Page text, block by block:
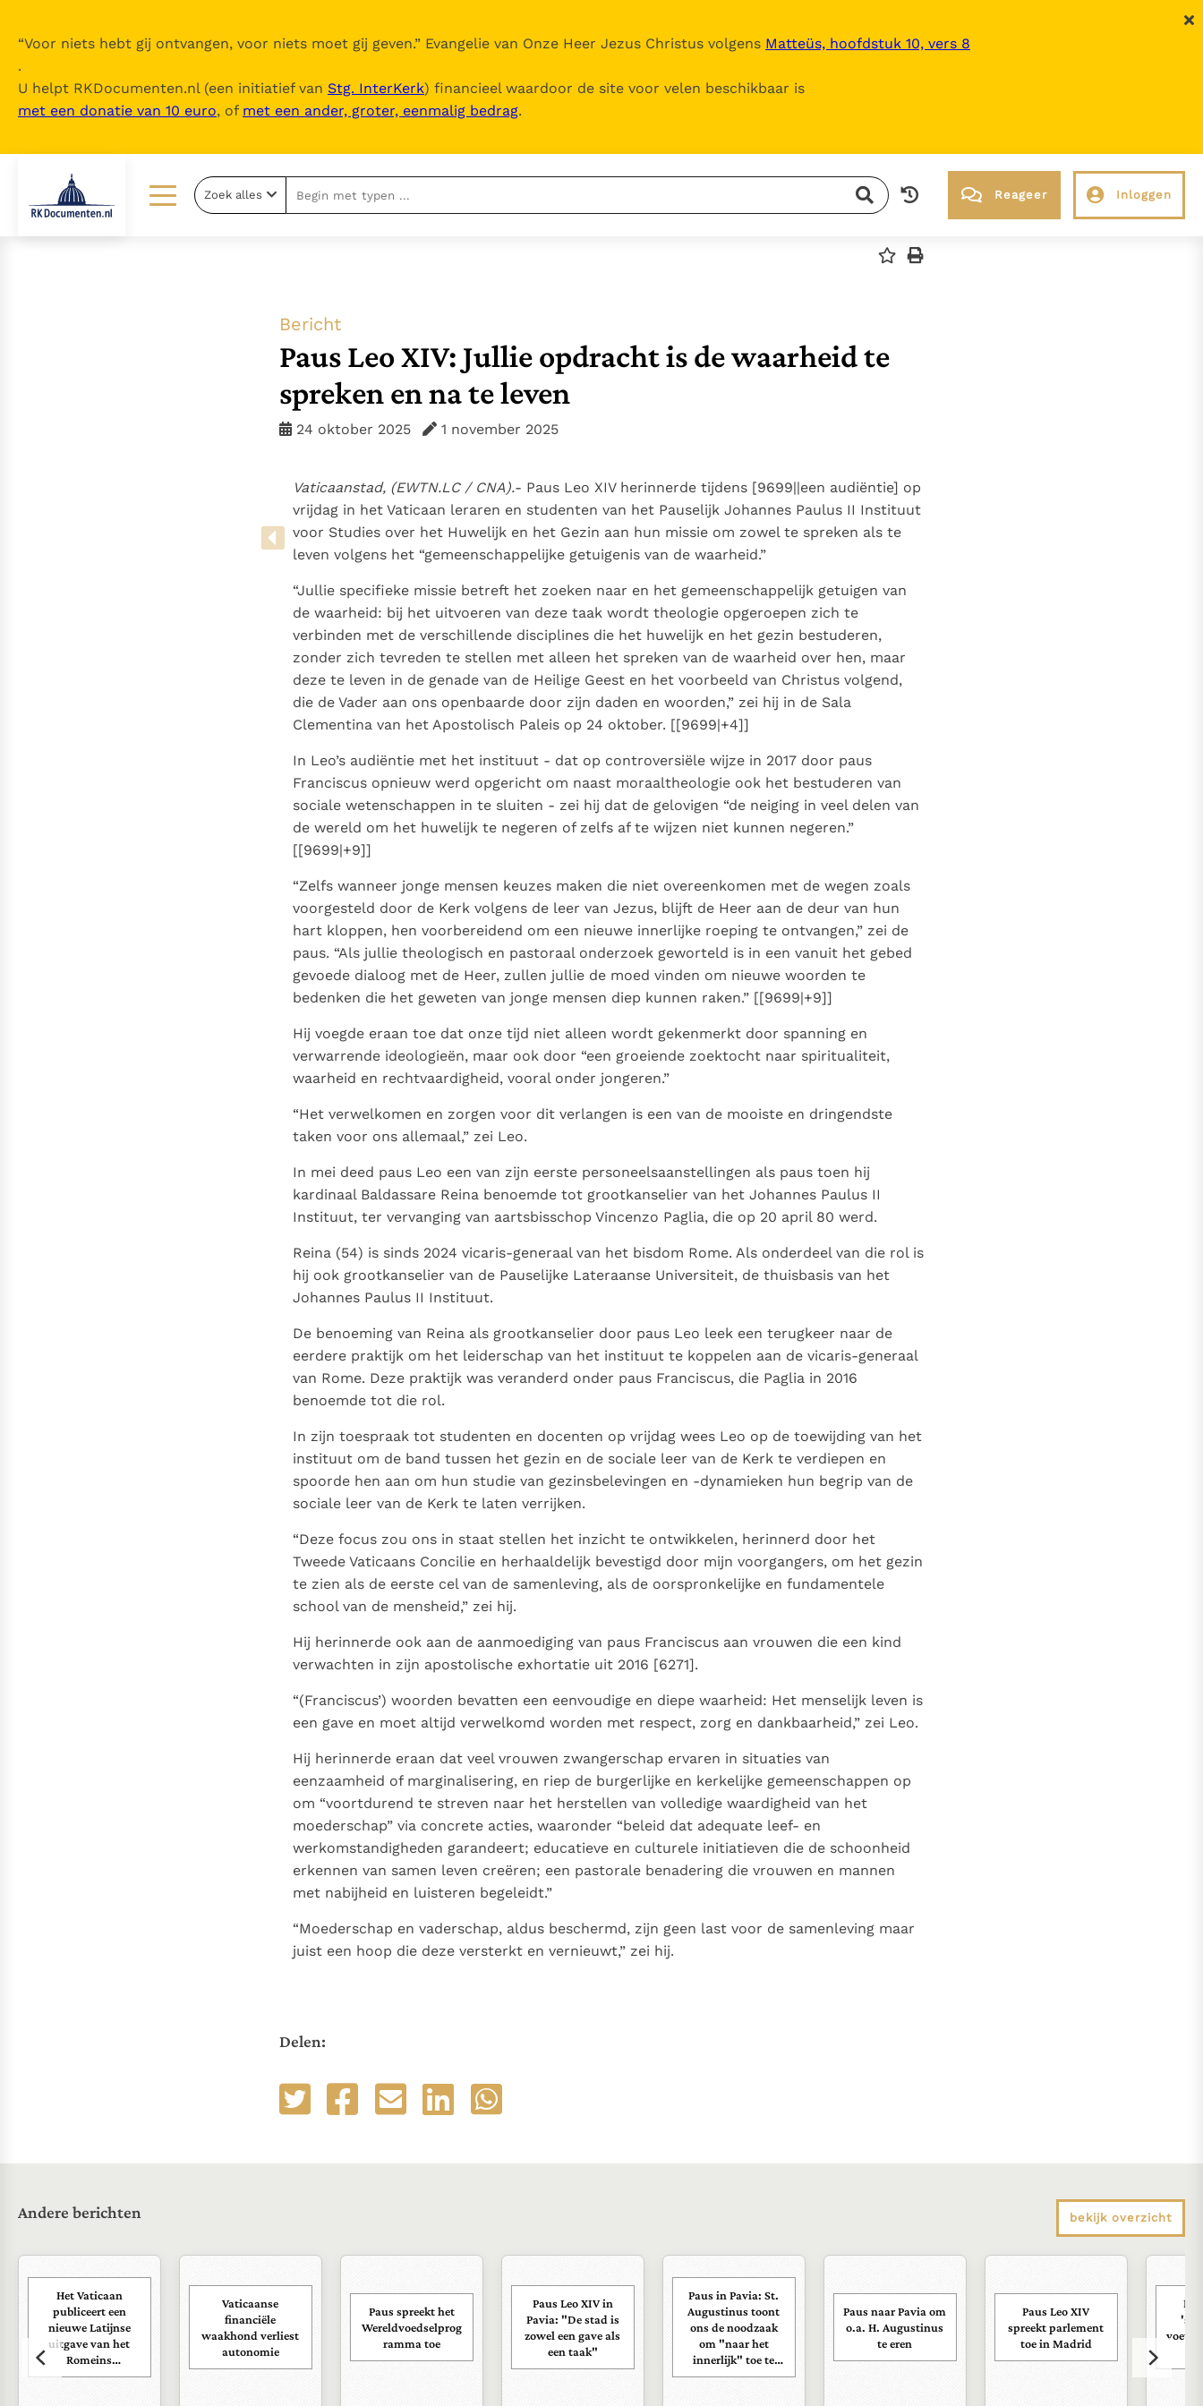
“Voor niets hebt gij ontvangen, voor niets moet gij geven.” Evangelie van Onze Heer Jezus Christus volgens Matteüs, hoofdstuk 10, vers 8
.
U helpt RKDocumenten.nl (een initiatief van Stg. InterKerk) financieel waardoor de site voor velen beschikbaar is
met een donatie van 10 euro, of met een ander, groter, eenmalig bedrag.
Lezen
Nieuwsbrief
Gebruiksvoorwaarden
onze honger vervuld
Leer de kostbare
parel van Gods
koninkrijk te
herkennen
Gods Koninkrijk
groeit stilletjes door
De mystiek. De
heiligheid
autonomie
Wereldvoedselprogramma
Paus Leo XIV in Pavia: "De
kerkelijke documenten van de Rooms
Zoek alles Reageer Inloggen
Bericht
Paus Leo XIV: Jullie opdracht is de waarheid te
spreken en na te leven
24 oktober 2025 1 november 2025
Vaticaanstad, (EWTN.LC / CNA).- Paus Leo XIV herinnerde tijdens [9699||een audiëntie] op
vrijdag in het Vaticaan leraren en studenten van het Pauselijk Johannes Paulus II Instituut
voor Studies over het Huwelijk en het Gezin aan hun missie om zowel te spreken als te
leven volgens het “gemeenschappelijke getuigenis van de waarheid.”
“Jullie specifieke missie betreft het zoeken naar en het gemeenschappelijk getuigen van
de waarheid: bij het uitvoeren van deze taak wordt theologie opgeroepen zich te
verbinden met de verschillende disciplines die het huwelijk en het gezin bestuderen,
zonder zich tevreden te stellen met alleen het spreken van de waarheid over hen, maar
deze te leven in de genade van de Heilige Geest en het voorbeeld van Christus volgend,
die de Vader aan ons openbaarde door zijn daden en woorden,” zei hij in de Sala
Clementina van het Apostolisch Paleis op 24 oktober. [[9699|+4]]
In Leo’s audiëntie met het instituut - dat op controversiële wijze in 2017 door paus
Franciscus opnieuw werd opgericht om naast moraaltheologie ook het bestuderen van
sociale wetenschappen in te sluiten - zei hij dat de gelovigen “de neiging in veel delen van
de wereld om het huwelijk te negeren of zelfs af te wijzen niet kunnen negeren.”
[[9699|+9]]
“Zelfs wanneer jonge mensen keuzes maken die niet overeenkomen met de wegen zoals
voorgesteld door de Kerk volgens de leer van Jezus, blijft de Heer aan de deur van hun
hart kloppen, hen voorbereidend om een nieuwe innerlijke roeping te ontvangen,” zei de
paus. “Als jullie theologisch en pastoraal onderzoek geworteld is in een vanuit het gebed
gevoede dialoog met de Heer, zullen jullie de moed vinden om nieuwe woorden te
bedenken die het geweten van jonge mensen diep kunnen raken.” [[9699|+9]]
Hij voegde eraan toe dat onze tijd niet alleen wordt gekenmerkt door spanning en
verwarrende ideologieën, maar ook door “een groeiende zoektocht naar spiritualiteit,
waarheid en rechtvaardigheid, vooral onder jongeren.”
“Het verwelkomen en zorgen voor dit verlangen is een van de mooiste en dringendste
taken voor ons allemaal,” zei Leo.
In mei deed paus Leo een van zijn eerste personeelsaanstellingen als paus toen hij
kardinaal Baldassare Reina benoemde tot grootkanselier van het Johannes Paulus II
Instituut, ter vervanging van aartsbisschop Vincenzo Paglia, die op 20 april 80 werd.
Reina (54) is sinds 2024 vicaris-generaal van het bisdom Rome. Als onderdeel van die rol is
hij ook grootkanselier van de Pauselijke Lateraanse Universiteit, de thuisbasis van het
Johannes Paulus II Instituut.
De benoeming van Reina als grootkanselier door paus Leo leek een terugkeer naar de
eerdere praktijk om het leiderschap van het instituut te koppelen aan de vicaris-generaal
van Rome. Deze praktijk was veranderd onder paus Franciscus, die Paglia in 2016
benoemde tot die rol.
In zijn toespraak tot studenten en docenten op vrijdag wees Leo op de toewijding van het
instituut om de band tussen het gezin en de sociale leer van de Kerk te verdiepen en
spoorde hen aan om hun studie van gezinsbelevingen en -dynamieken hun begrip van de
sociale leer van de Kerk te laten verrijken.
“Deze focus zou ons in staat stellen het inzicht te ontwikkelen, herinnerd door het
Tweede Vaticaans Concilie en herhaaldelijk bevestigd door mijn voorgangers, om het gezin
te zien als de eerste cel van de samenleving, als de oorspronkelijke en fundamentele
school van de mensheid,” zei hij.
Hij herinnerde ook aan de aanmoediging van paus Franciscus aan vrouwen die een kind
verwachten in zijn apostolische exhortatie uit 2016 [6271].
“(Franciscus’) woorden bevatten een eenvoudige en diepe waarheid: Het menselijk leven is
een gave en moet altijd verwelkomd worden met respect, zorg en dankbaarheid,” zei Leo.
Hij herinnerde eraan dat veel vrouwen zwangerschap ervaren in situaties van
eenzaamheid of marginalisering, en riep de burgerlijke en kerkelijke gemeenschappen op
om “voortdurend te streven naar het herstellen van volledige waardigheid van het
moederschap” via concrete acties, waaronder “beleid dat adequate leef- en
werkomstandigheden garandeert; educatieve en culturele initiatieven die de schoonheid
erkennen van samen leven creëren; een pastorale benadering die vrouwen en mannen
met nabijheid en luisteren begeleidt.”
“Moederschap en vaderschap, aldus beschermd, zijn geen last voor de samenleving maar
juist een hoop die deze versterkt en vernieuwt,” zei hij.
Delen:
Andere berichten bekijk overzicht
Het Vaticaan
publiceert een
nieuwe Latijnse
uitgave van het
Romeins
martyrologium
Vaticaanse
financiële
waakhond verliest
autonomie
Paus spreekt het
Wereldvoedselprog
ramma toe
Paus Leo XIV in
Pavia: "De stad is
zowel een gave als
een taak"
Paus in Pavia: St.
Augustinus toont
ons de noodzaak
om "naar het
innerlijk" toe te
keren.
Paus naar Pavia om
o.a. H. Augustinus
te eren
Paus Leo XIV
spreekt parlement
toe in Madrid